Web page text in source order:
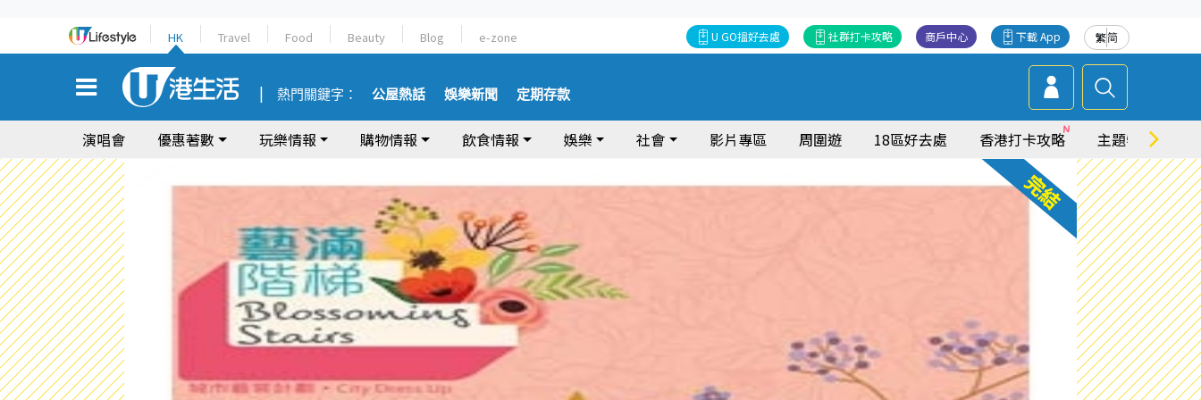
HK Travel Food Beauty Blog e-zone 繁简
下載 App
商戶中心
社群打卡攻略
U GO搵好去處
熱門關鍵字： 公屋熱話 娛樂新聞 定期存款
演唱會 優惠著數 玩樂情報 購物情報 飲食情報 娛樂 社會 影片專區 周圍遊 18區好去處 香港打卡攻略 主題特集